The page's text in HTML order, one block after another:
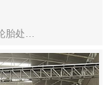
胎处…